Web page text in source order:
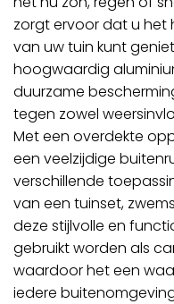
zorgt ervoor dat u
van uw tuin kunt
hoogwaardig
duurzame
tegen zowel
Met een overdekte
een veelzijdige
verschillende
van een tuinset,
deze stijlvolle en
gebruikt worden als
waardoor het een
iedere